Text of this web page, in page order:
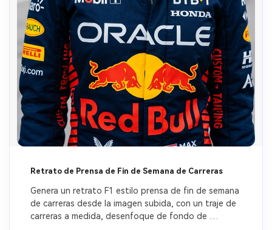
Retrato de Prensa de Fin de Semana de Carreras
Genera un retrato F1 estilo prensa de fin de semana
de carreras desde la imagen subida, con un traje de
carreras a medida, desenfoque de fondo de